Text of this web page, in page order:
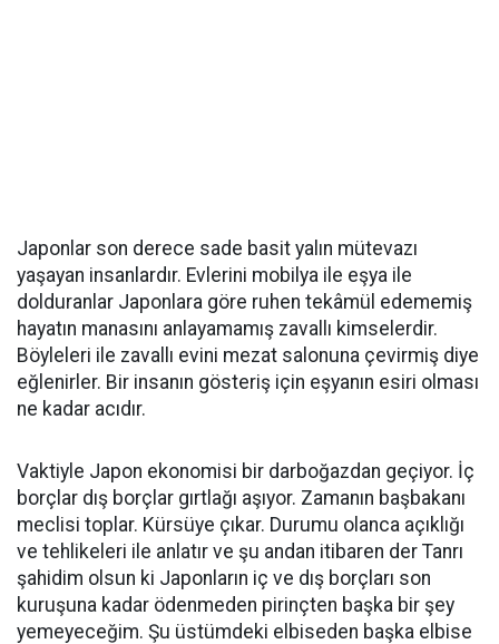
Japonlar son derece sade basit yalın mütevazı
yaşayan insanlardır. Evlerini mobilya ile eşya ile
dolduranlar Japonlara göre ruhen tekâmül edememiş
hayatın manasını anlayamamış zavallı kimselerdir.
Böyleleri ile zavallı evini mezat salonuna çevirmiş diye
eğlenirler. Bir insanın gösteriş için eşyanın esiri olması
ne kadar acıdır.
Vaktiyle Japon ekonomisi bir darboğazdan geçiyor. İç
borçlar dış borçlar gırtlağı aşıyor. Zamanın başbakanı
meclisi toplar. Kürsüye çıkar. Durumu olanca açıklığı
ve tehlikeleri ile anlatır ve şu andan itibaren der Tanrı
şahidim olsun ki Japonların iç ve dış borçları son
kuruşuna kadar ödenmeden pirinçten başka bir şey
yemeyeceğim. Şu üstümdeki elbiseden başka elbise